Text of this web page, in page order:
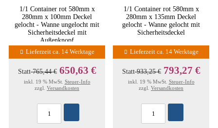
1/1 Container rot 580mm x
280mm x 100mm Deckel
gelocht - Wanne ungelocht mit
Sicherheitsdeckel mit
Außenknopf
Lieferzeit ca. 14 Werktage
Statt765,44 € 650,63 €
inkl. 19 % MwSt. Steuer-Info
zzgl. Versandkosten
1/1 Container rot 580mm x
280mm x 135mm Deckel
gelocht - Wanne gelocht mit
Sicherheitsdeckel
Lieferzeit ca. 14 Werktage
Statt933,25 € 793,27 €
inkl. 19 % MwSt. Steuer-Info
zzgl. Versandkosten